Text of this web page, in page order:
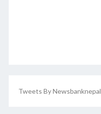
Tweets By Newsbanknepal